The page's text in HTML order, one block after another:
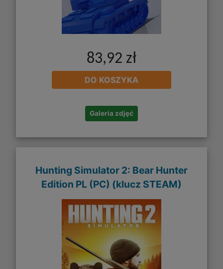
83,92 zł
DO KOSZYKA
Galeria zdjęć
Hunting Simulator 2: Bear Hunter
Edition PL (PC) (klucz STEAM)